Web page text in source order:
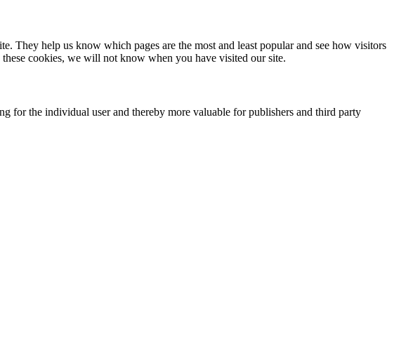
They help us know which pages are the most and least popular and see how visitors
cookies, we will not know when you have visited our site.
for the individual user and thereby more valuable for publishers and third party